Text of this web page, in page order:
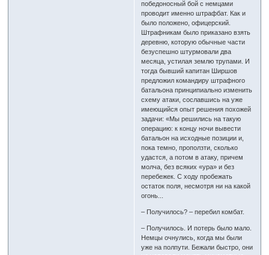
победоносный бой с немцами
проводит именно штрафбат. Как и
было положено, офицерский.
Штрафникам было приказано взять
деревню, которую обычные части
безуспешно штурмовали два
месяца, устилая землю трупами. И
тогда бывший капитан Ширшов
предложил командиру штрафного
батальона принципиально изменить
схему атаки, сославшись на уже
имеющийся опыт решения похожей
задачи: «Мы решились на такую
операцию: к концу ночи вывести
батальон на исходные позиции и,
пока темно, проползти, сколько
удастся, а потом в атаку, причем
молча, без всяких «ура» и без
перебежек. С ходу пробежать
остаток поля, несмотря ни на какой
огонь...
– Получилось? – перебил комбат.
– Получилось. И потерь было мало.
Немцы очнулись, когда мы были
уже на полпути. Бежали быстро, они